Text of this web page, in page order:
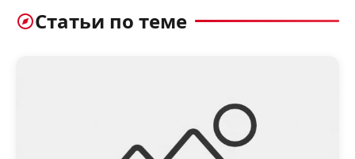
Статьи по теме